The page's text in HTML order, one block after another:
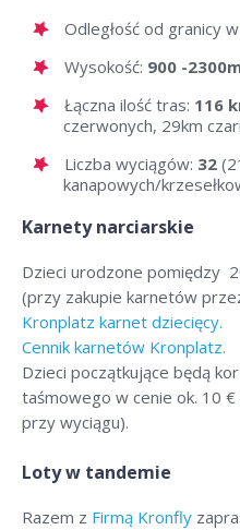
Odległość od granicy
Wysokość: 900 -
Łączna ilość tras: 116
czerwonych, 29km
Liczba wyciągów: 32
kanapowych/
Karnety narciarskie
Dzieci urodzone pomiędzy
(przy zakupie karnetów
Kronplatz karnet dziecięcy.
Cennik karnetów Kronplatz.
Dzieci początkujące będą
taśmowego w cenie ok. 10 €
przy wyciągu).
Loty w tandemie
Razem z Firmą Kronfly